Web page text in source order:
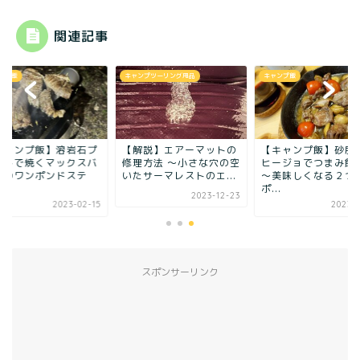
関連記事
プ飯
ャンプ飯】溶岩石プ
トで焼くマックスバ
のワンポンドステ
2023-02-15
キャンプツーリング用品
【解説】エアーマットの
修理方法 〜小さな穴の空
いたサーマレストのエ...
2023-12-23
キャンプ飯
【キャンプ飯】砂肝
ヒージョでつまみ
～美味しくなる２つ
ポ...
2023-
スポンサーリンク